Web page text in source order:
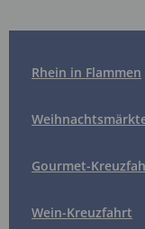
Rhein in Flammen
Gourmet-
Wein-Kreuzfahrt